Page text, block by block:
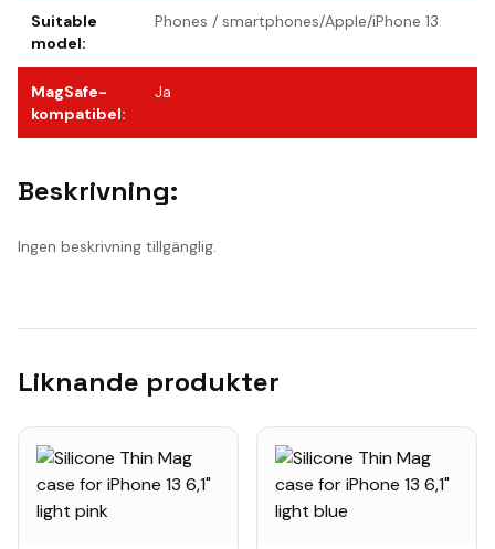
Suitable
model:
Phones / smartphones/Apple/iPhone 13
MagSafe-
kompatibel:
Ja
Beskrivning:
Ingen beskrivning tillgänglig.
Liknande produkter